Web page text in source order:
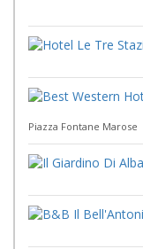
Piazza Fontane Marose